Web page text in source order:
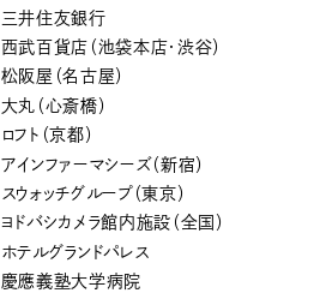
三井住友銀行
西武百貨店（池袋本店・渋谷）
松阪屋（名古屋）
大丸（心斎橋）
ロフト（京都）
アインファーマシーズ（新宿）
スウォッチグループ（東京）
ヨドバシカメラ館内施設（全国）
ホテルグランドパレス
慶應義塾大学病院